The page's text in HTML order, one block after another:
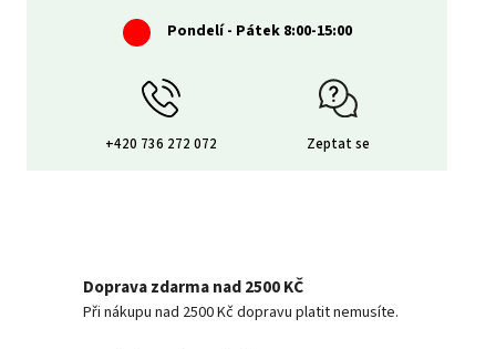
Pondelí - Pátek 8:00-15:00
+420 736 272 072 Zeptat se
Doprava zdarma nad 2500 KČ
Při nákupu nad 2500 Kč dopravu platit nemusíte.